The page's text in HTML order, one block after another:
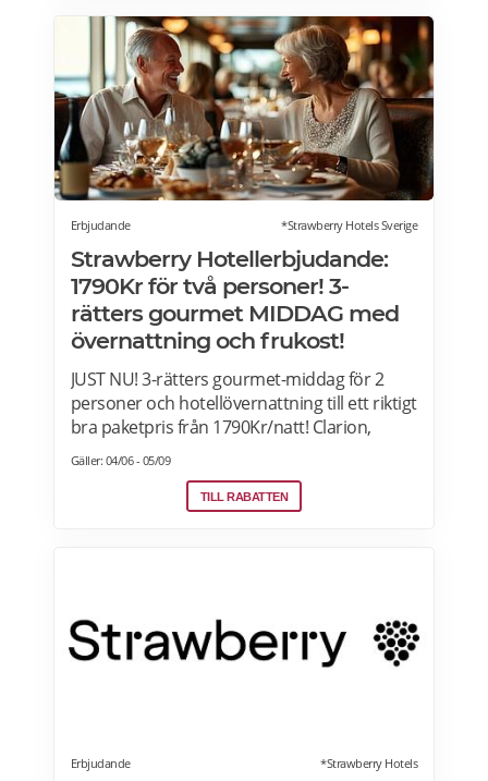
erbjudanden på Hotels.com här.
Erbjudande *Strawberry Hotels Sverige
Strawberry Hotellerbjudande:
1790Kr för två personer! 3-
rätters gourmet MIDDAG med
övernattning och frukost!
JUST NU! 3-rätters gourmet-middag för 2
personer och hotellövernattning till ett riktigt
bra paketpris från 1790Kr/natt! Clarion,
Quality Hotel, Comfort Hotel and Home
Hotel i Sverige, Norge, Danmark och Finland.
Paketet är tillgängligt alla dagar i veckan
Gäller: 04/06 - 05/09
TILL RABATTEN
Erbjudande *Strawberry Hotels